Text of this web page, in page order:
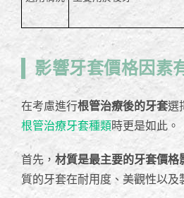
影響牙套價格因素
在考慮進行根管治療後的牙套選
根管治療牙套種類時更是如此。
首先， 材質是最主要的牙套價格
質的牙套在耐用度、美觀性以